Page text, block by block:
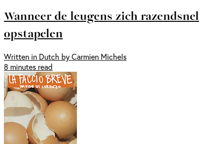
Wanneer de leugens zich razendsnel
opstapelen
Written in Dutch by Carmien Michels
8 minutes read